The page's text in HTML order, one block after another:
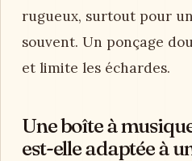
rugueux, surtout pour
souvent. Un ponçage
et limite les échardes.
Une boîte à
est-elle adaptée à